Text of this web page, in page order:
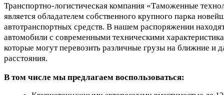
Транспортно-логистическая компания «Таможенные
является обладателем собственного крупного парка
автотранспортных средств. В нашем распоряжении
автомобили с современными техническими
которые могут перевозить различные грузы на ближние и
расстояния.
В том числе мы предлагаем воспользоваться: